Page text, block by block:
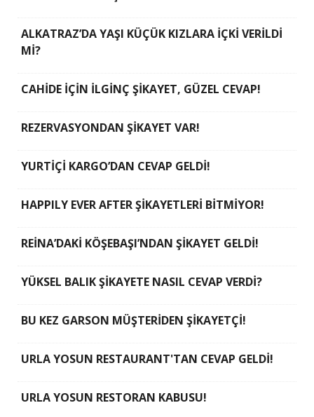
ALKATRAZ’DA YAŞI KÜÇÜK KIZLARA İÇKİ VERİLDİ
Mİ?
CAHİDE İÇİN İLGİNÇ ŞİKAYET, GÜZEL CEVAP!
REZERVASYONDAN ŞİKAYET VAR!
YURTİÇİ KARGO’DAN CEVAP GELDİ!
HAPPILY EVER AFTER ŞİKAYETLERİ BİTMİYOR!
REİNA’DAKİ KÖŞEBAŞI’NDAN ŞİKAYET GELDİ!
YÜKSEL BALIK ŞİKAYETE NASIL CEVAP VERDİ?
BU KEZ GARSON MÜŞTERİDEN ŞİKAYETÇİ!
URLA YOSUN RESTAURANT'TAN CEVAP GELDİ!
URLA YOSUN RESTORAN KABUSU!